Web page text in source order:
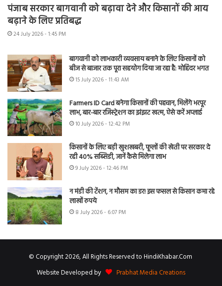
पंजाब सरकार बागवानी को बढ़ावा देने और किसानों की आय
बढ़ाने के लिए प्रतिबद्ध
24 July 2026 - 1:45 PM
बागवानी को लाभकारी व्यवसाय बनाने के लिए किसानों को
बीज से बाजार तक पूरा सहयोग दिया जा रहा है: मोहिंदर भगत
15 July 2026 - 11:43 AM
Farmers ID Card बनेगा किसानों की पहचान, मिलेंगे भरपूर
लाभ, बार-बार रजिस्ट्रेशन का झंझट खत्म, ऐसे करें अप्लाई
10 July 2026 - 12:42 PM
किसानों के लिए बड़ी खुशखबरी, फूलों की खेती पर सरकार दे
रही 40% सब्सिडी, जानें कैसे मिलेगा लाभ
9 July 2026 - 12:46 PM
न मंडी की टेंशन, न मौसम का डर! इस फसल से किसान कमा रहे
लाखों रुपये
8 July 2026 - 6:07 PM
© Copyright 2026, All Rights Reserved to HindiKhabar.Com
Website Developed by
Prabhat Media Creations